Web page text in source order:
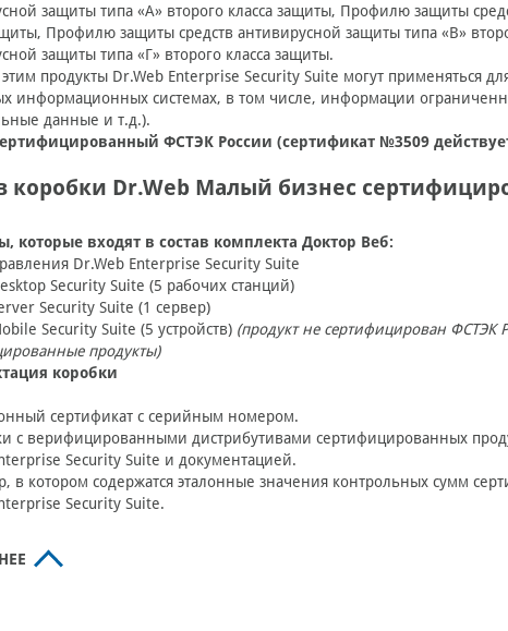
защиты типа «А» второго класса защиты, Профилю защиты
Профилю защиты средств антивирусной защиты типа «В»
защиты типа «Г» второго класса защиты.
этим продукты Dr.Web Enterprise Security Suite могут применяться
информационных системах, в том числе, информации
данные и т.д.).
ФСТЭК России (сертификат №3509
коробки Dr.Web Малый бизнес
которые входят в состав комплекта Доктор Веб:
Dr.Web Enterprise Security Suite
Security Suite (5 рабочих станций)
Security Suite (1 сервер)
Security Suite (5 устройств) (продукт не сертифицирован ФСТЭК
продукты)
коробки
сертификат с серийным номером.
с верифицированными дистрибутивами сертифицированных
Security Suite и документацией.
в котором содержатся эталонные значения контрольных сумм
Security Suite.